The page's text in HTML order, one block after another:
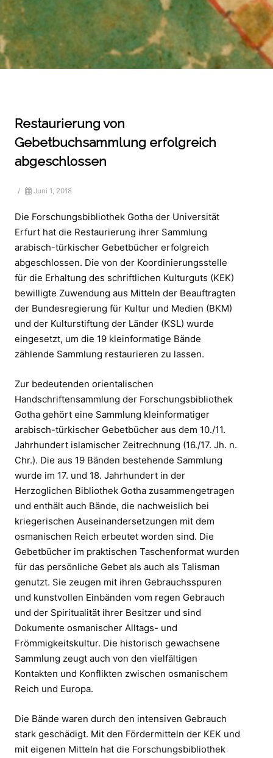
Restaurierung von
Gebetbuchsammlung erfolgreich
abgeschlossen
/ Juni 1, 2018
Die Forschungsbibliothek Gotha der Universität
Erfurt hat die Restaurierung ihrer Sammlung
arabisch-türkischer Gebetbücher erfolgreich
abgeschlossen. Die von der Koordinierungsstelle
für die Erhaltung des schriftlichen Kulturguts (KEK)
bewilligte Zuwendung aus Mitteln der Beauftragten
der Bundesregierung für Kultur und Medien (BKM)
und der Kulturstiftung der Länder (KSL) wurde
eingesetzt, um die 19 kleinformatige Bände
zählende Sammlung restaurieren zu lassen.
Zur bedeutenden orientalischen
Handschriftensammlung der Forschungsbibliothek
Gotha gehört eine Sammlung kleinformatiger
arabisch-türkischer Gebetbücher aus dem 10./11.
Jahrhundert islamischer Zeitrechnung (16./17. Jh. n.
Chr.). Die aus 19 Bänden bestehende Sammlung
wurde im 17. und 18. Jahrhundert in der
Herzoglichen Bibliothek Gotha zusammengetragen
und enthält auch Bände, die nachweislich bei
kriegerischen Auseinandersetzungen mit dem
osmanischen Reich erbeutet worden sind. Die
Gebetbücher im praktischen Taschenformat wurden
für das persönliche Gebet als auch als Talisman
genutzt. Sie zeugen mit ihren Gebrauchsspuren
und kunstvollen Einbänden vom regen Gebrauch
und der Spiritualität ihrer Besitzer und sind
Dokumente osmanischer Alltags- und
Frömmigkeitskultur. Die historisch gewachsene
Sammlung zeugt auch von den vielfältigen
Kontakten und Konflikten zwischen osmanischem
Reich und Europa.
Die Bände waren durch den intensiven Gebrauch
stark geschädigt. Mit den Fördermitteln der KEK und
mit eigenen Mitteln hat die Forschungsbibliothek